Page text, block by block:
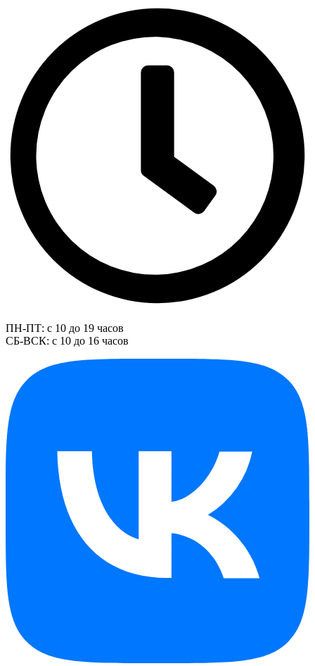
ПН-ПТ: с 10 до 19 часов
СБ-ВСК: с 10 до 16 часов